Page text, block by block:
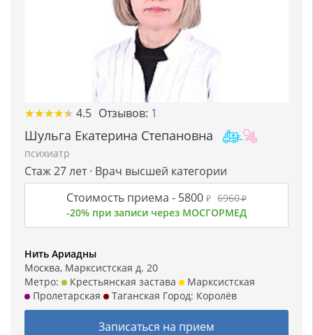
★★★★★
★★★★★ 4.5 Отзывов: 1
Шульга Екатерина Степановна
психиатр
Стаж 27 лет · Врач высшей категории
Стоимость приема - 5800 ₽ 6960₽
-20% при записи через МОСГОРМЕД
Нить Ариадны
Москва, Марксистская д. 20
Метро:
Крестьянская застава
Марксистская
Пролетарская
Таганская Город: Королёв
Записаться на прием